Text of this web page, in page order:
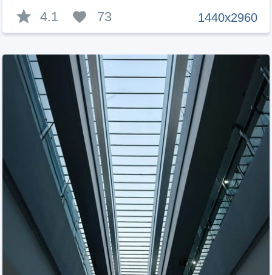
1440x2960
4.1 73